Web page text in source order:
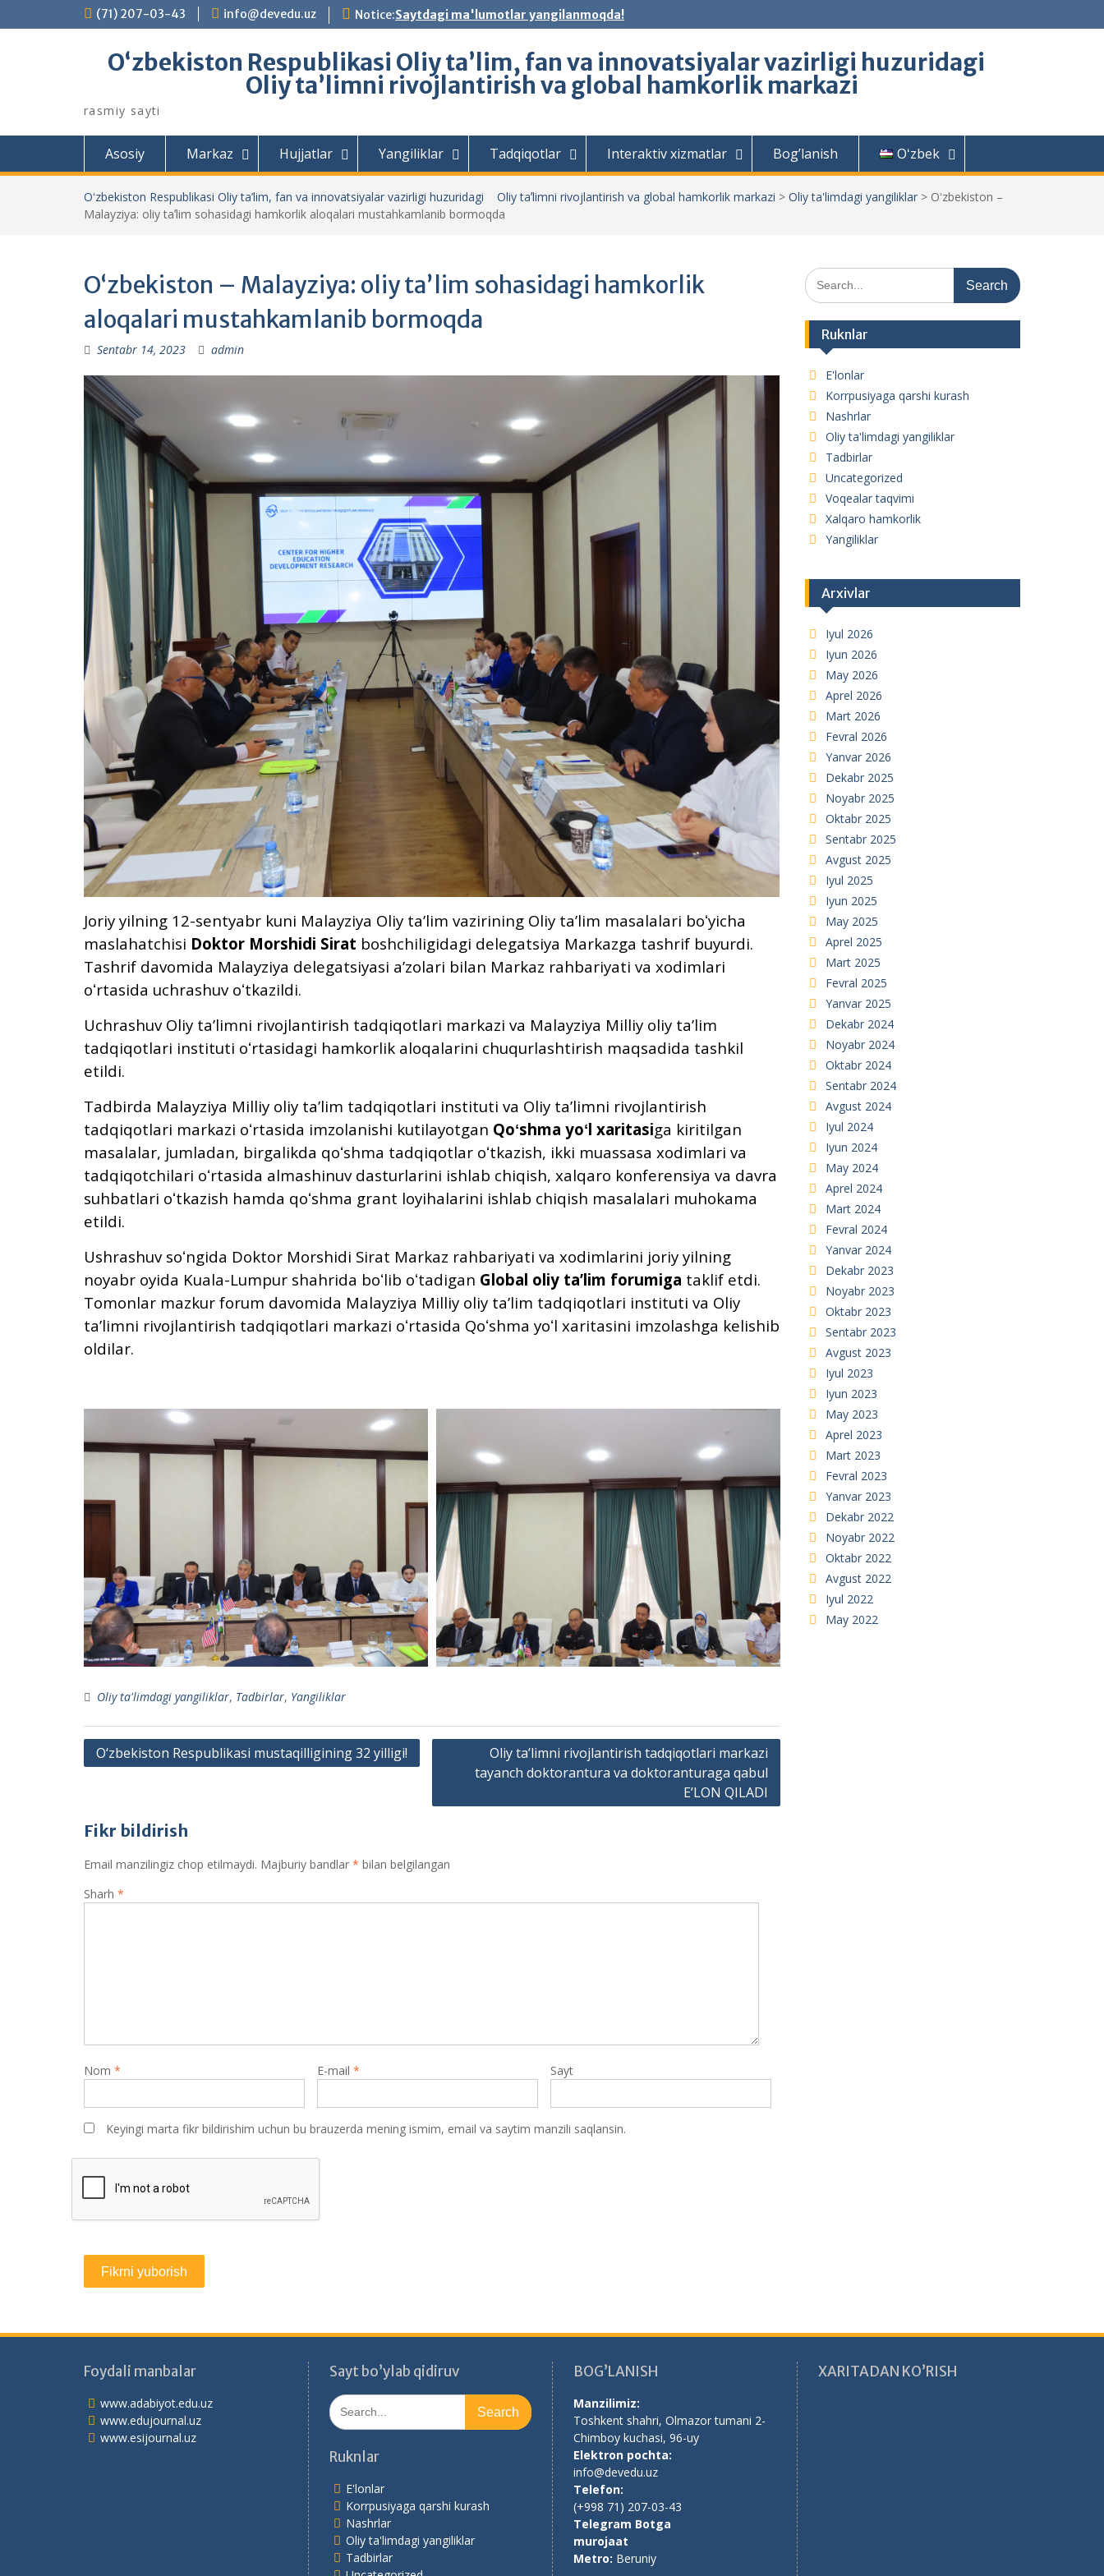
to
(71) 207-03-43 info@devedu.uz Notice:Saytdagi ma'lumotlar yangilanmoqda!
Oʻzbekiston Respublikasi Oliy ta’lim, fan va innovatsiyalar vazirligi huzuridagi
Oliy taʼlimni rivojlantirish va global hamkorlik markazi
rasmiy sayti
Asosiy Markaz Hujjatlar Yangiliklar Tadqiqotlar Interaktiv xizmatlar Bog’lanish Oʻzbek
Oʻzbekiston Respublikasi Oliy ta’lim, fan va innovatsiyalar vazirligi huzuridagi Oliy taʼlimni rivojlantirish va global hamkorlik markazi > Oliy ta'limdagi yangiliklar > Oʻzbekiston –
Malayziya: oliy taʼlim sohasidagi hamkorlik aloqalari mustahkamlanib bormoqda
Oʻzbekiston – Malayziya: oliy taʼlim sohasidagi hamkorlik
aloqalari mustahkamlanib bormoqda
Sentabr 14, 2023 admin
Joriy yilning 12-sentyabr kuni Malayziya Oliy taʼlim vazirining Oliy taʼlim masalalari boʻyicha
maslahatchisi Doktor Morshidi Sirat boshchiligidagi delegatsiya Markazga tashrif buyurdi.
Tashrif davomida Malayziya delegatsiyasi aʼzolari bilan Markaz rahbariyati va xodimlari
oʻrtasida uchrashuv oʻtkazildi.
Uchrashuv Oliy taʼlimni rivojlantirish tadqiqotlari markazi va Malayziya Milliy oliy taʼlim
tadqiqotlari instituti oʻrtasidagi hamkorlik aloqalarini chuqurlashtirish maqsadida tashkil
etildi.
Tadbirda Malayziya Milliy oliy taʼlim tadqiqotlari instituti va Oliy taʼlimni rivojlantirish
tadqiqotlari markazi oʻrtasida imzolanishi kutilayotgan Qoʻshma yoʻl xaritasiga kiritilgan
masalalar, jumladan, birgalikda qoʻshma tadqiqotlar oʻtkazish, ikki muassasa xodimlari va
tadqiqotchilari oʻrtasida almashinuv dasturlarini ishlab chiqish, xalqaro konferensiya va davra
suhbatlari oʻtkazish hamda qoʻshma grant loyihalarini ishlab chiqish masalalari muhokama
etildi.
Ushrashuv soʻngida Doktor Morshidi Sirat Markaz rahbariyati va xodimlarini joriy yilning
noyabr oyida Kuala-Lumpur shahrida boʻlib oʻtadigan Global oliy taʼlim forumiga taklif etdi.
Tomonlar mazkur forum davomida Malayziya Milliy oliy taʼlim tadqiqotlari instituti va Oliy
taʼlimni rivojlantirish tadqiqotlari markazi oʻrtasida Qoʻshma yoʻl xaritasini imzolashga kelishib
oldilar.
Oliy ta'limdagi yangiliklar, Tadbirlar, Yangiliklar
Post
O‘zbekiston Respublikasi mustaqilligining 32 yilligi!
Oliy taʼlimni rivojlantirish tadqiqotlari markazi
tayanch doktorantura va doktoranturaga qabul
E’LON QILADI
Fikr bildirish
Email manzilingiz chop etilmaydi. Majburiy bandlar * bilan belgilangan
Sharh *
Nom * E-mail * Sayt
Keyingi marta fikr bildirishim uchun bu brauzerda mening ismim, email va saytim manzili saqlansin.
Search
for:
Ruknlar
E'lonlar
Korrpusiyaga qarshi kurash
Nashrlar
Oliy ta'limdagi yangiliklar
Tadbirlar
Uncategorized
Voqealar taqvimi
Xalqaro hamkorlik
Yangiliklar
Arxivlar
Iyul 2026
Iyun 2026
May 2026
Aprel 2026
Mart 2026
Fevral 2026
Yanvar 2026
Dekabr 2025
Noyabr 2025
Oktabr 2025
Sentabr 2025
Avgust 2025
Iyul 2025
Iyun 2025
May 2025
Aprel 2025
Mart 2025
Fevral 2025
Yanvar 2025
Dekabr 2024
Noyabr 2024
Oktabr 2024
Sentabr 2024
Avgust 2024
Iyul 2024
Iyun 2024
May 2024
Aprel 2024
Mart 2024
Fevral 2024
Yanvar 2024
Dekabr 2023
Noyabr 2023
Oktabr 2023
Sentabr 2023
Avgust 2023
Iyul 2023
Iyun 2023
May 2023
Aprel 2023
Mart 2023
Fevral 2023
Yanvar 2023
Dekabr 2022
Noyabr 2022
Oktabr 2022
Avgust 2022
Iyul 2022
May 2022
Foydali manbalar
www.adabiyot.edu.uz
www.edujournal.uz
www.esijournal.uz
Sayt bo’ylab qidiruv
Search
for:
Ruknlar
E'lonlar
Korrpusiyaga qarshi kurash
Nashrlar
Oliy ta'limdagi yangiliklar
Tadbirlar
BOG’LANISH
Manzilimiz:
Toshkent shahri, Olmazor tumani 2-
Chimboy kuchasi, 96-uy
Elektron pochta:
info@devedu.uz
Telefon:
(+998 71) 207-03-43
Telegram Botga
murojaat
Metro: Beruniy
XARITADAN KO’RISH